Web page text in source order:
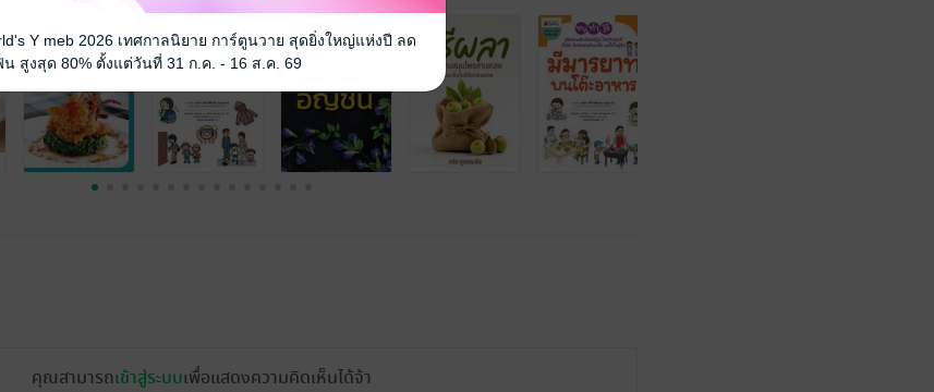
คุณสามารถเข้าสู่ระบบเพื่อแสดงความคิดเห็นได้จ้า
Y meb 2026 เทศกาลนิยาย การ์ตูนวาย สุดยิ่งใหญ่แห่งปี ลด
สูงสุด 80% ตั้งแต่วันที่ 31 ก.ค. - 16 ส.ค. 69